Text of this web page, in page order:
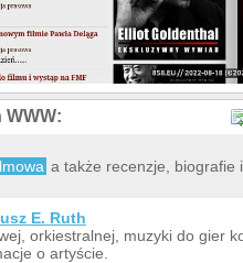
a także recenzje, biografie
E. Ruth
orkiestralnej, muzyki do gier
o artyście.